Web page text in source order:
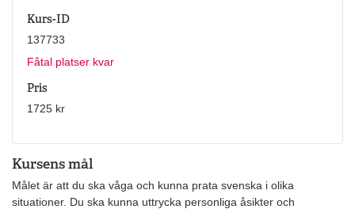
Kursens mål
Målet är att du ska våga och kunna prata svenska i olika
situationer. Du ska kunna uttrycka personliga åsikter och
Kurs-ID
137733
Fåtal platser kvar
Pris
1725 kr